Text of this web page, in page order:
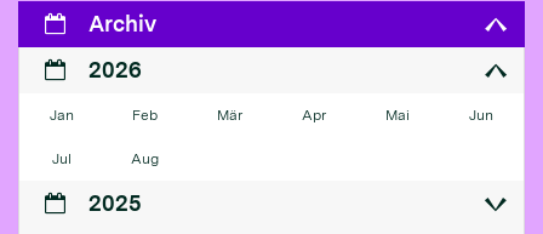
Archiv
2026
Jan Feb Mär Apr Mai Jun
Jul Aug
2025